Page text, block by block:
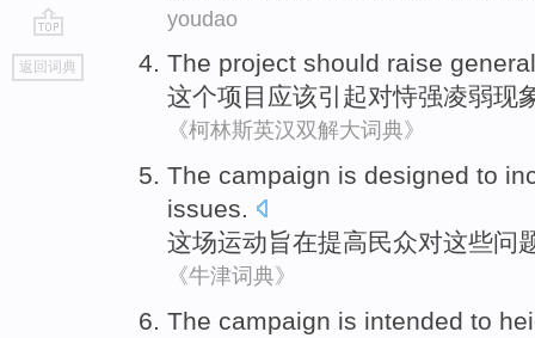
go
top
返回词典
youdao
The project should raise
这个项目 应该引起对恃强凌弱现
《柯林斯英汉双解大词典》
The campaign is designed to
issues.
这场运动旨在提高民众对这些问
《牛津词典》
The campaign is intended to